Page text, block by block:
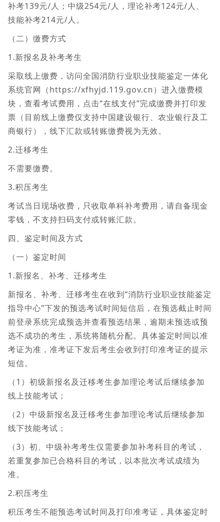
补考139元/人；中级254元/人，理论补考124元/人、
技能补考214元/人。
（二）缴费方式
1.新报名及补考考生
采取线上缴费，访问全国消防行业职业技能鉴定一体化
系统官网（https://xfhyjd.119.gov.cn）进入缴费模
块，查看考试费用，点击“在线支付”完成缴费并打印发
票（目前线上缴费仅支持中国建设银行、农业银行及工
商银行），线下汇款或转账缴费视为无效。
2.迁移考生
不需要缴费。
3.积压考生
考试当日现场收费，只收取单科补考费用，请自备现金
零钱，不支持扫码支付或转账汇款。
四、鉴定时间及方式
（一）鉴定时间
1.新报名、补考、迁移考生
新报名、补考、迁移考生在收到“消防行业职业技能鉴定
指导中心”下发的预选考试时间短信后，在预选截止时间
前登录系统完成预选并查看预选结果，逾期未预选或预
选不成功的考生，系统将随机分配。具体鉴定时间以准
考证为准，准考证下发后考生会收到打印准考证的提示
短信。
（1）初级新报名及迁移考生参加理论考试后继续参加
线上技能考试；
（2）中级新报名及迁移考生参加理论考试后继续参加
线下技能考试；
（3）初、中级补考考生仅需要参加补考科目的考试，
若重复参加已合格科目的考试，以本批次考试成绩为
准。
2.积压考生
积压考生不能预选考试时间及打印准考证，具体鉴定时